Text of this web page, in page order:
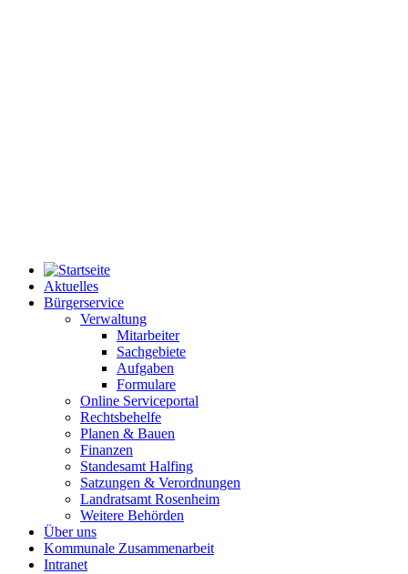
Aktuelles
Bürgerservice
Verwaltung
Mitarbeiter
Sachgebiete
Aufgaben
Formulare
Online Serviceportal
Rechtsbehelfe
Planen & Bauen
Finanzen
Standesamt Halfing
Satzungen & Verordnungen
Landratsamt Rosenheim
Weitere Behörden
Über uns
Kommunale Zusammenarbeit
Intranet